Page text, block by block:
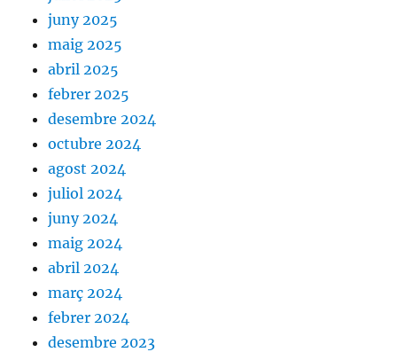
juny 2025
maig 2025
abril 2025
febrer 2025
desembre 2024
octubre 2024
agost 2024
juliol 2024
juny 2024
maig 2024
abril 2024
març 2024
febrer 2024
desembre 2023